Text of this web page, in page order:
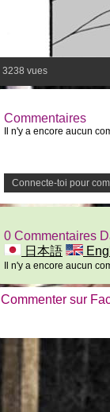
3238 vues
Commentaires
Il n'y a encore aucun
Connecte-toi pour
0 Commentaires
日本語
Il n'y a encore aucun
Commenter sur